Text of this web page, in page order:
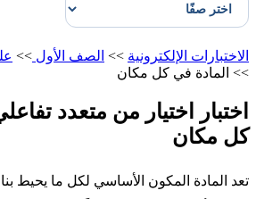
الاختبارات الإلكترونية >> الصف الأول >>
>> المادة في كل مكان
اختبار اختيار من متعدد
كل مكان
تعد المادة المكون الأساسي لكل ما يحيط